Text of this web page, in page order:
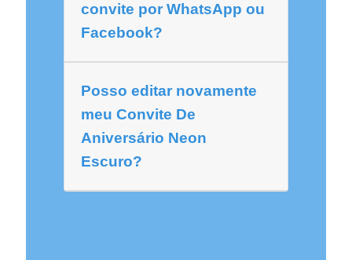
convite por WhatsApp ou
Facebook?
Posso editar novamente
meu Convite De
Aniversário Neon
Escuro?